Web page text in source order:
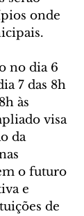
onde
no dia 6
7 das 8h
às
visa
da
o futuro
e
de